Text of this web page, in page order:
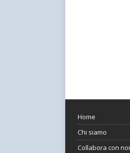
Home
Chi siamo
Collabora con noi